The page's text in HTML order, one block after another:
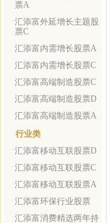
票A
汇添富外延增长主题股
票C
汇添富内需增长股票A
汇添富内需增长股票C
汇添富高端制造股票C
汇添富高端制造股票D
汇添富高端制造股票A
行业类
汇添富移动互联股票D
汇添富移动互联股票C
汇添富移动互联股票A
汇添富环保行业股票
汇添富消费精选两年持